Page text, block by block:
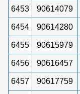
6453 90614079
6454 90614280
6455 90615979
6456 90616457
6457 90617759